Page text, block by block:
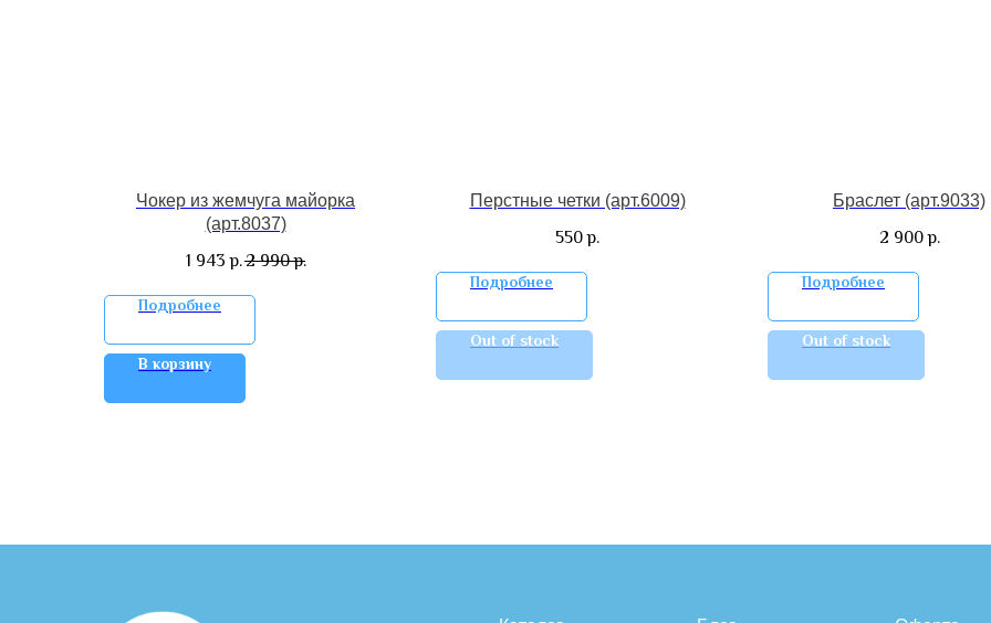
Чокер из жемчуга майорка
(арт.8037)
1 943 р.2 990 р.
Подробнее
В корзину
Перстные четки (арт.6009)
550 р.
Подробнее
Out of stock
Браслет (арт.9033)
2 900 р.
Подробнее
Out of stock